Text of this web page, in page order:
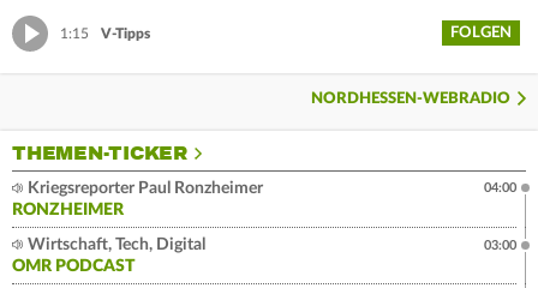
1:15 V-Tipps FOLGEN
NORDHESSEN-WEBRADIO
THEMEN-TICKER
Kriegsreporter Paul Ronzheimer
RONZHEIMER
04:00
Wirtschaft, Tech, Digital
OMR PODCAST
03:00